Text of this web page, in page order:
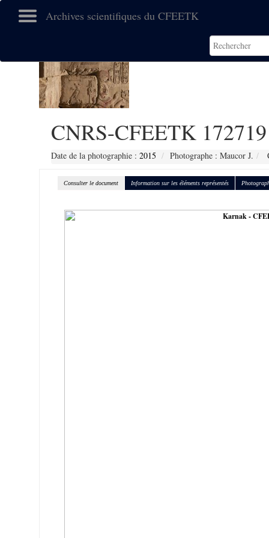
Archives scientifiques du CFEETK
CNRS-CFEETK 172719
Date de la photographie : 2015 Photographe : Maucor J.
Consulter le document Information sur les éléments représentés